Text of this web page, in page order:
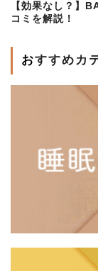
【効果なし？】
コミを解説！
おすすめカ